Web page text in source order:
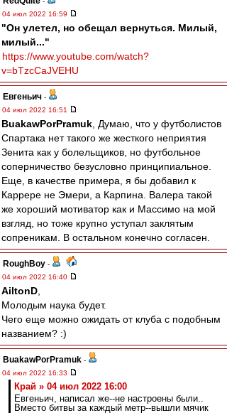
04 июл 2022 16:59
"Он улетел, но обещал вернуться. Милый,
милый..."
https://www.youtube.com/watch?
v=bTzcCaJVEHU
Евгеньич -
04 июл 2022 16:51
BuakawPorPramuk , Думаю, что у футболистов
Спартака нет такого же жесткого неприятия
Зенита как у болельщиков, но футбольное
соперничество безусловно принципиальное.
Еще, в качестве примера, я бы добавил к
Каррере не Эмери, а Карпина. Валера такой
же хороший мотиватор как и Массимо на мой
взгляд, но тоже крупно уступал заклятым
сопреникам. В остальном конечно согласен.
RoughBoy -
04 июл 2022 16:40
AiltonD
Молодым наука будет.
Чего еще можно ожидать от клуба с подобным
названием? :)
BuakawPorPramuk -
04 июл 2022 16:33
Край » 04 июл 2022 16:00
Евгеньич, написал же--не настроены были..
Вместо битвы за каждый метр--вышли мячик